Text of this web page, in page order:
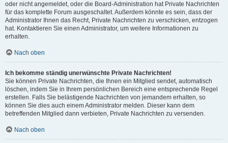
oder nicht angemeldet, oder die Board-Administration hat Private Nachrichten
für das komplette Forum ausgeschaltet. Außerdem könnte es sein, dass der
Administrator Ihnen das Recht, Private Nachrichten zu verschicken, entzogen
hat. Kontaktieren Sie einen Administrator, um weitere Informationen zu
erhalten.
Nach oben
Ich bekomme ständig unerwünschte Private Nachrichten!
Sie können Private Nachrichten, die Ihnen ein Mitglied sendet, automatisch
löschen, indem Sie in Ihrem persönlichen Bereich eine entsprechende Regel
erstellen. Falls Sie belästigende Nachrichten von jemandem erhalten, so
können Sie dies auch einem Administrator melden. Dieser kann dem
betreffenden Mitglied dann verbieten, Private Nachrichten zu versenden.
Nach oben